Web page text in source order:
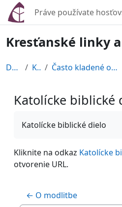
Preskočiť na hlavný obsah
Práve používate
Kresťanské linky
Domov Kurzy Často kladené otázky, námietky,...
Katolícke biblické
Katolícke biblické dielo
Kliknite na odkaz Katolícke
otvorenie URL.
← O modlitbe